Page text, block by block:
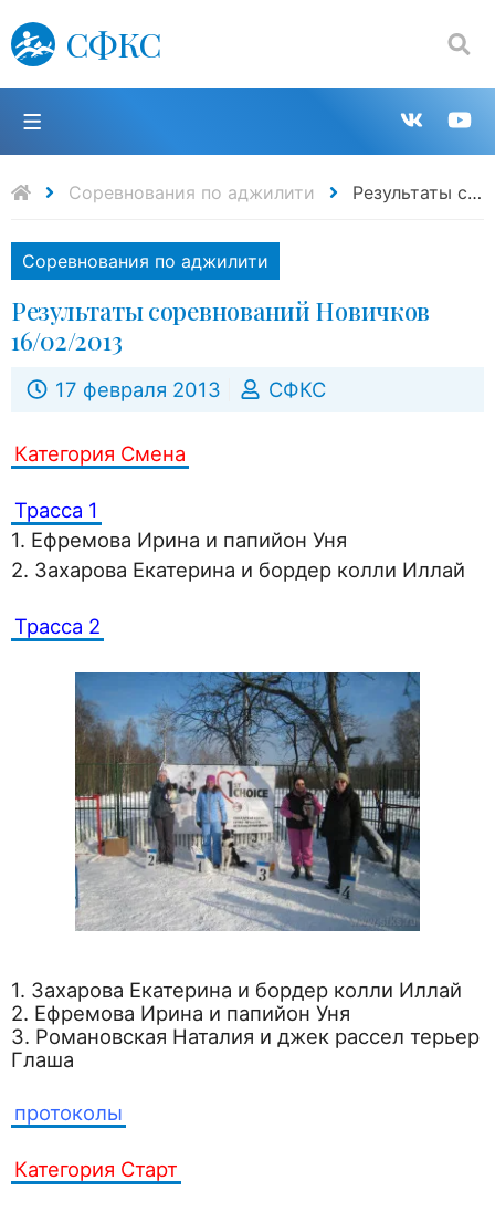
СФКС
Поиск:
в
Соревнования по аджилити Результаты соревнований Новичков 16/02/2013
Соревнования по аджилити
Результаты соревнований Новичков
16/02/2013
17 февраля 2013 СФКС
Категория Смена
Трасса 1
1. Ефремова Ирина и папийон Уня
2. Захарова Екатерина и бордер колли Иллай
Трасса 2
1. Захарова Екатерина и бордер колли Иллай
2. Ефремова Ирина и папийон Уня
3. Романовская Наталия и джек рассел терьер
Глаша
протоколы
Категория Старт